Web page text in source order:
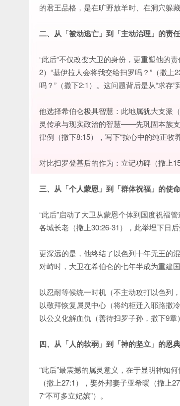
的君王品格，是在旷野放羊时、在洞穴躲
二、从「被动逃亡」到「主动治理」的责
“此后”不仅改变大卫的身份，更重塑他的
2）“基伊拉人会将我交给扫罗吗？”（撒
吗？”（撒下2:1）。这问题背后是从“求存”
他选择希伯仑极具智慧：此地属犹大支派
灵传承与现实政治的智慧——先巩固本族
律例（撒下8:15），写下“按心中的纯正牧
对比扫罗登基后的作为：立记功碑（撒上
三、从「个人蒙恩」到「群体祝福」的使
“此后”启动了大卫从蒙恩个体到国度祝福
各城长老（撒上30:26-31），此举埋下日后
更深远的是，他终结了以色列十年无王的
对峙时，大卫在希伯仑的七年半成为重建
以忍耐等候统一时机（不主动攻打以色列，
以敬拜恢复属灵中心（将约柜迁入耶路撒冷
以公义化解血仇（善待扫罗子孙，撒下9章）
四、从「人的软弱」到「神的坚立」的恩
“此后”最震撼的属灵意义，在于显明神如
（撒上27:1），娶外邦妻子亚希暖（撒上
7“不可多立妃嫔”）。